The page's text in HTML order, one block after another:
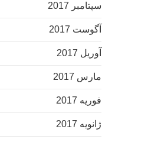
سپتامبر 2017
آگوست 2017
آوریل 2017
مارس 2017
فوریه 2017
ژانویه 2017